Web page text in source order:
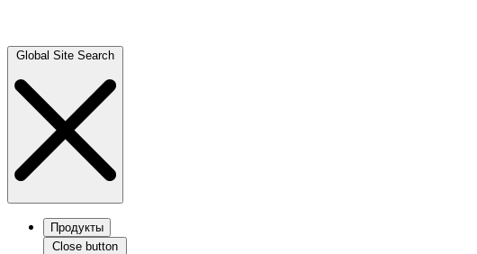
Global Site Search
Продукты
Close button